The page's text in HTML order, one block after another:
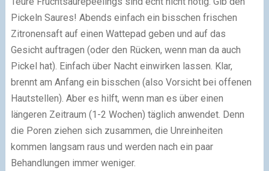
Pickeln Saures! Abends einfach ein bisschen frischen
Zitronensaft auf einen Wattepad geben und auf das
Gesicht auftragen (oder den Rücken, wenn man da auch
Pickel hat). Einfach über Nacht einwirken lassen. Klar,
brennt am Anfang ein bisschen (also Vorsicht bei offenen
Hautstellen). Aber es hilft, wenn man es über einen
längeren Zeitraum (1-2 Wochen) täglich anwendet. Denn
die Poren ziehen sich zusammen, die Unreinheiten
kommen langsam raus und werden nach ein paar
Behandlungen immer weniger.